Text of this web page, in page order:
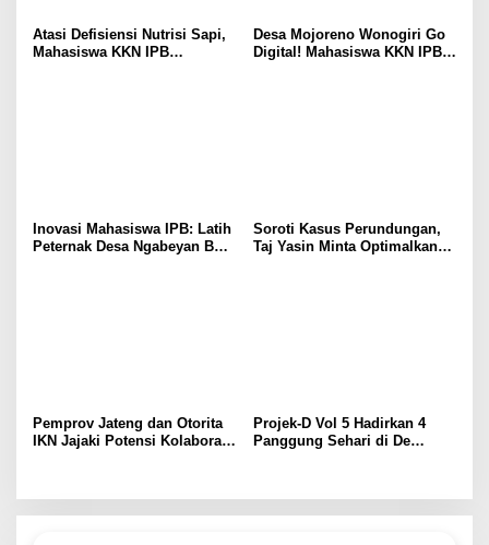
Atasi Defisiensi Nutrisi Sapi,
Mahasiswa KKN IPB
Desa Mojoreno Wonogiri Go
Digital! Mahasiswa KKN IPB
Inovasi Mahasiswa IPB: Latih
Peternak Desa Ngabeyan Buat
Soroti Kasus Perundungan,
Taj Yasin Minta Optimalkan
Pemprov Jateng dan Otorita
IKN Jajaki Potensi Kolaborasi
Projek-D Vol 5 Hadirkan 4
Panggung Sehari di De